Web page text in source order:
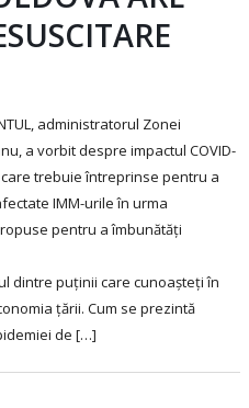
administratorul Zonei
a vorbit despre impactul COVID-
trebuie întreprinse pentru a
IMM-urile în urma
pentru a îmbunătăți
dintre puținii care cunoașteți în
țării. Cum se prezintă
de […]